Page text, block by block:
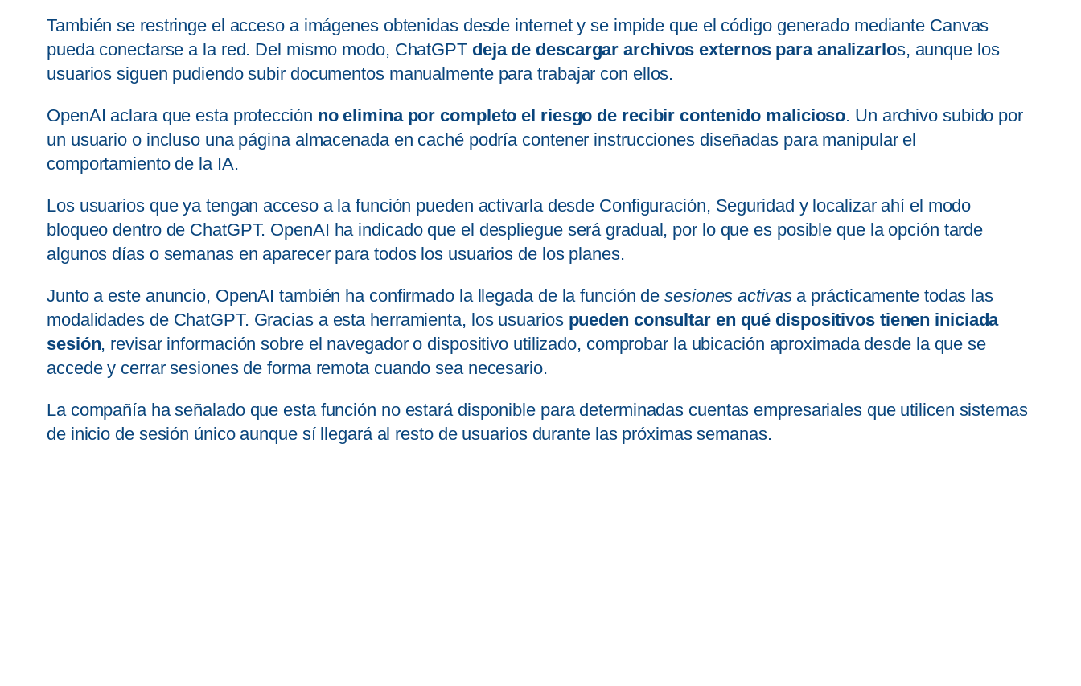
También se restringe el acceso a imágenes obtenidas desde internet y se impide que el código generado mediante Canvas
pueda conectarse a la red. Del mismo modo, ChatGPT deja de descargar archivos externos para analizarlos, aunque los
usuarios siguen pudiendo subir documentos manualmente para trabajar con ellos.
OpenAI aclara que esta protección no elimina por completo el riesgo de recibir contenido malicioso. Un archivo subido por
un usuario o incluso una página almacenada en caché podría contener instrucciones diseñadas para manipular el
comportamiento de la IA.
Los usuarios que ya tengan acceso a la función pueden activarla desde Configuración, Seguridad y localizar ahí el modo
bloqueo dentro de ChatGPT. OpenAI ha indicado que el despliegue será gradual, por lo que es posible que la opción tarde
algunos días o semanas en aparecer para todos los usuarios de los planes.
Junto a este anuncio, OpenAI también ha confirmado la llegada de la función desesiones activasa prácticamente todas las
modalidades de ChatGPT. Gracias a esta herramienta, los usuarios pueden consultar en qué dispositivos tienen iniciada
sesión, revisar información sobre el navegador o dispositivo utilizado, comprobar la ubicación aproximada desde la que se
accede y cerrar sesiones de forma remota cuando sea necesario.
La compañía ha señalado que esta función no estará disponible para determinadas cuentas empresariales que utilicen sistemas
de inicio de sesión único aunque sí llegará al resto de usuarios durante las próximas semanas.